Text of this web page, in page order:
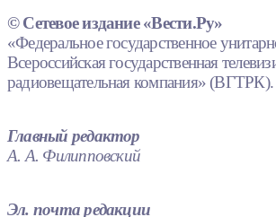
© Сетевое издание «Вести.Ру»
«Федеральное государственное
Всероссийская государственная
радиовещательная компания» (ВГТРК).
Главный редактор
А. А. Филипповский
Эл. почта редакции